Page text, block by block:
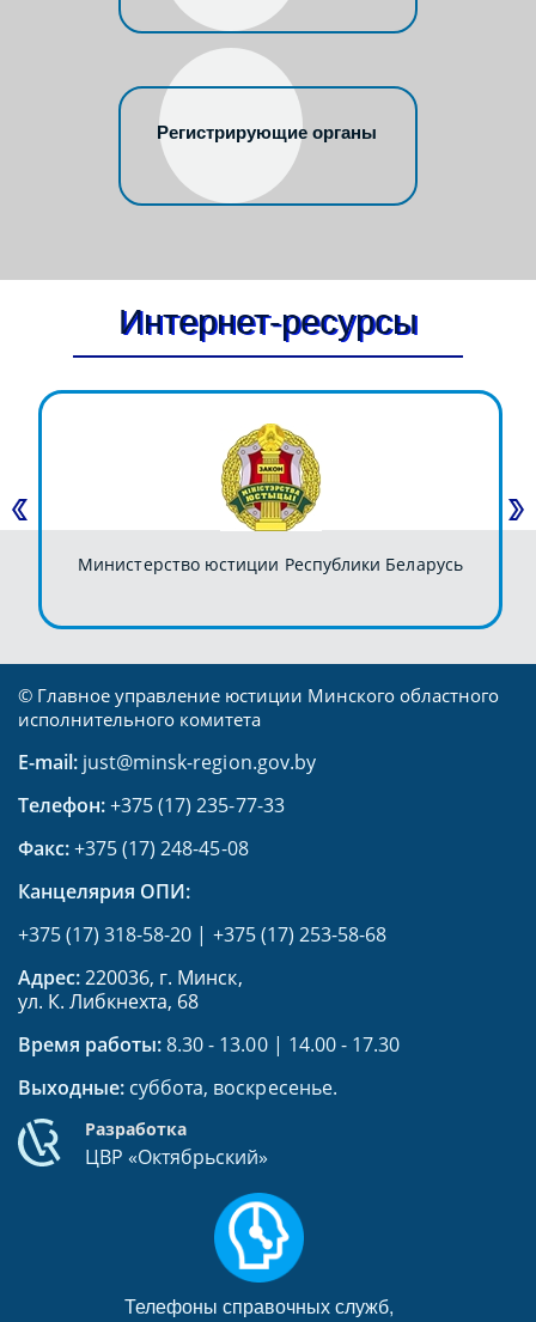
Регистрирующие органы
Интернет-ресурсы
Министерство юстиции Республики Беларусь
© Главное управление юстиции Минского областного
исполнительного комитета
Адрес:220036, г. Минск,
ул. К. Либкнехта, 68
Время работы:8.30 - 13.00 | 14.00 - 17.30
Выходные: суббота, воскресенье.
Разработка
ЦВР «Октябрьский»
E-mail: just@minsk-region.gov.by
Телефон:+375 (17) 235-77-33
Факс:+375 (17) 248-45-08
Канцелярия ОПИ:
+375 (17) 318-58-20 | +375 (17) 253-58-68
Телефоны справочных служб,